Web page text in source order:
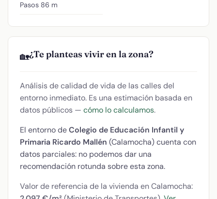
Pasos 86 m
🏡¿Te planteas vivir en la zona?
Análisis de calidad de vida de las calles del
entorno inmediato. Es una estimación basada en
datos públicos — cómo lo calculamos.
El entorno deColegio de Educación Infantil y
Primaria Ricardo Mallén (Calamocha) cuenta con
datos parciales: no podemos dar una
recomendación rotunda sobre esta zona.
Valor de referencia de la vivienda en Calamocha: